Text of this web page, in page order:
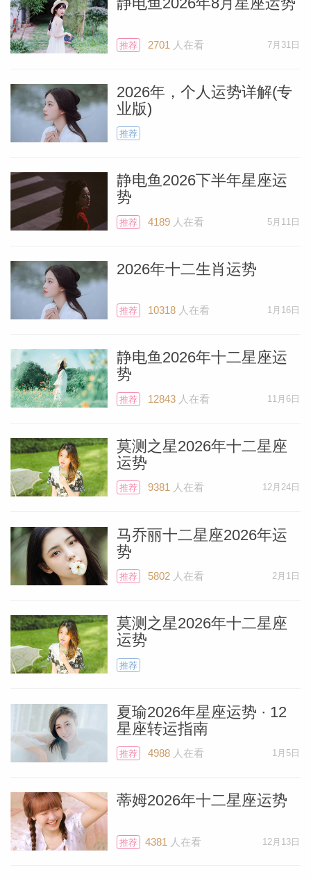
月11日，所以7月初，巨蟹座有3颗星。
了新人，请不要太粘人或太饥渴——或者更
遭，过于沉迷——因为如果这样的话，等于
把此人赶走。不可否认，你们之间是存在一
月12日巨蟹座金星对冲魔羯座冥王星，这
是个困难相位，你需要展现出冷静，镇定和
开朗。
现在我们来说说7月21日落在魔羯座29°的
满月，将带来一次特别的体验。这次满月落
在你的11宫，代表希望和愿望，所以某些
你渴望已久的愿望可能在7月21日及其后5
天内实现。
月21日是周日，但也可能在7月20日周六就
感受到满月的强大能量。在这个善良的周
末，你可能会参加一场盛大聚会，婚礼，晚
动。
这次满月的相位非常美好，可以接收到来自
一次，月天相位和谐，我猜你可能收到一个
惊喜的排队邀请，短途旅行机会，或者，尽
管听上去很疯狂，但还是会收到一些关于家
某种奇怪而出乎意料的方式到来。
火星的相位非常完美，这将帮助你，让对所
论火星，但首先我会告诉你更多关于7月21
日这个美妙满月的好消息。
推荐 2701 人在看 7月31日
2026年，个人运势详解(专
业版)
推荐
静电鱼2026下半年星座运
势
推荐 4189人在看 5月11日
2026年十二生肖运势
推荐 10318人在看 1月16日
静电鱼2026年十二星座运
势
推荐 12843人在看 11月6日
莫测之星2026年十二星座
运势
推荐 9381人在看 12月24日
马乔丽十二星座2026年运
势
推荐 5802人在看 2月1日
莫测之星2026年十二星座
运势
推荐
夏瑜2026年星座运势 · 12
星座转运指南
推荐 4988人在看 1月5日
蒂姆2026年十二星座运势
推荐 4381 人在看 12月13日